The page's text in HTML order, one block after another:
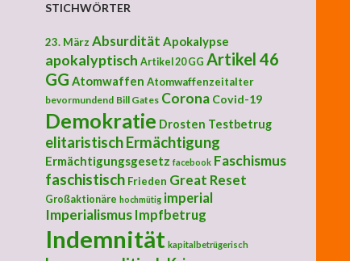
STICHWÖRTER
23. März Absurdität Apokalypse
apokalyptisch Artikel 20 GG Artikel 46
GG Atomwaffen Atomwaffenzeitalter
bevormundend Bill Gates Corona Covid-19
Demokratie Drosten Testbetrug
elitaristischErmächtigung
Ermächtigungsgesetz facebook Faschismus
faschistisch Frieden Great Reset
Großaktionäre hochmütig imperial
Imperialismus Impfbetrug
Indemnität kapitalbetrügerisch